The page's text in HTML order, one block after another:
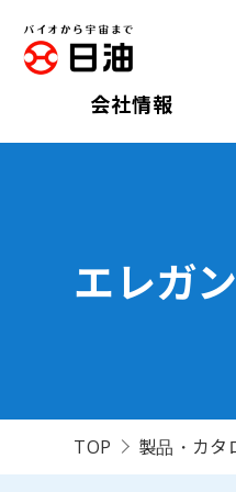
会社情報
エレガ
TOP 製品・カタ